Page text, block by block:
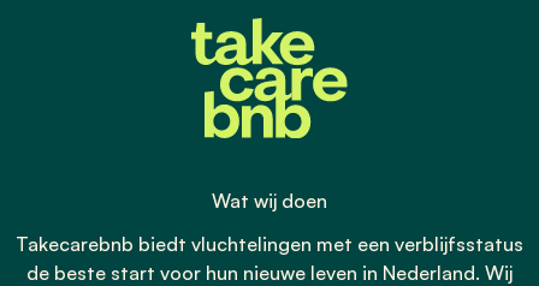
Wat wij doen
Takecarebnb biedt vluchtelingen met een verblijfsstatus
de beste start voor hun nieuwe leven in Nederland. Wij